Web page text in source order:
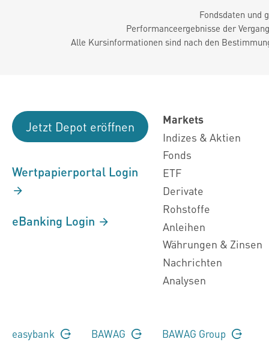
Fondsdaten und
Performanceergebnisse der
Alle Kursinformationen sind nach den
Jetzt Depot eröffnen
Wertpapierportal Login
eBanking Login
Markets
Indizes & Aktien
Fonds
ETF
Derivate
Rohstoffe
Anleihen
Währungen & Zinsen
Nachrichten
Analysen
easybank BAWAG BAWAG Group